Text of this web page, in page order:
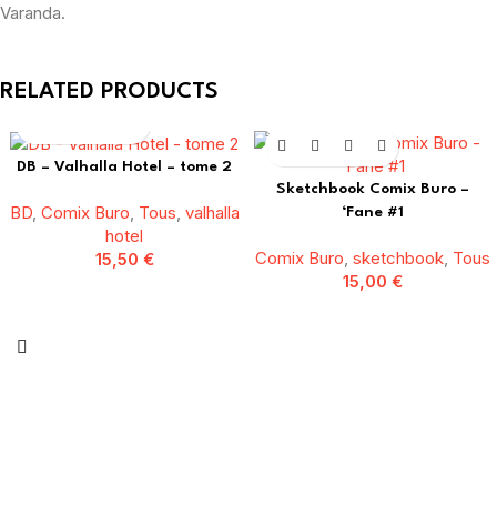
Varanda.
RELATED PRODUCTS
DB – Valhalla Hotel – tome 2
BD, Comix Buro, Tous, valhalla
hotel
15,50 €
Sketchbook Comix Buro –
‘Fane #1
Comix Buro, sketchbook, Tous
15,00 €